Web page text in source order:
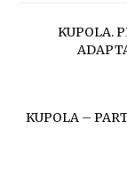
KUPOLA.
KUPOLA –